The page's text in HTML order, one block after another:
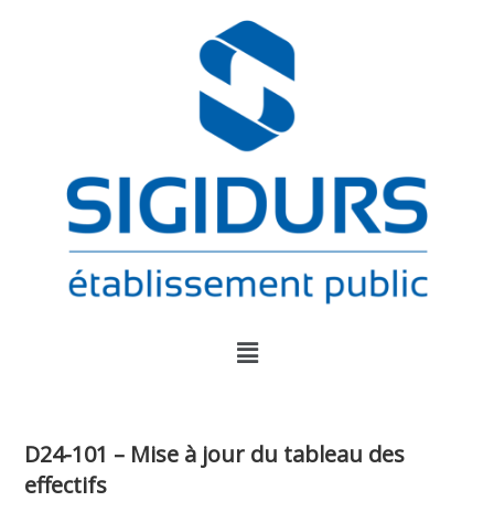
D24-101 – Mise à jour du tableau des
effectifs